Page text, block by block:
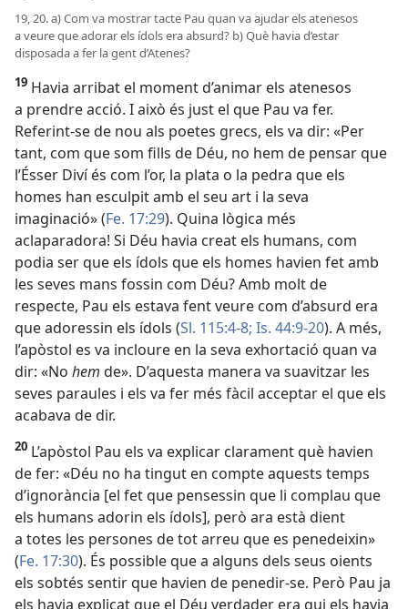
19, 20. a) Com va mostrar tacte Pau quan va ajudar els atenesos
a veure que adorar els ídols era absurd? b) Què havia d’estar
disposada a fer la gent d’Atenes?
19 Havia arribat el moment d’animar els atenesos
a prendre acció. I això és just el que Pau va fer.
Referint-se de nou als poetes grecs, els va dir: «Per
tant, com que som fills de Déu, no hem de pensar que
l’Ésser Diví és com l’or, la plata o la pedra que els
homes han esculpit amb el seu art i la seva
imaginació» (Fe. 17:29). Quina lògica més
aclaparadora! Si Déu havia creat els humans, com
podia ser que els ídols que els homes havien fet amb
les seves mans fossin com Déu? Amb molt de
respecte, Pau els estava fent veure com d’absurd era
que adoressin els ídols (Sl. 115:4-8; Is. 44:9-20). A més,
l’apòstol es va incloure en la seva exhortació quan va
dir: «No hem de». D’aquesta manera va suavitzar les
seves paraules i els va fer més fàcil acceptar el que els
acabava de dir.
20 L’apòstol Pau els va explicar clarament què havien
de fer: «Déu no ha tingut en compte aquests temps
d’ignorància [el fet que pensessin que li complau que
els humans adorin els ídols], però ara està dient
a totes les persones de tot arreu que es penedeixin»
(Fe. 17:30). És possible que a alguns dels seus oients
els sobtés sentir que havien de penedir-se. Però Pau ja
els havia explicat que el Déu verdader era qui els havia